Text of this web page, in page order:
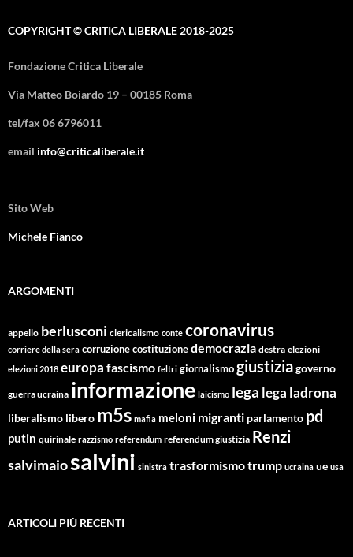
COPYRIGHT © CRITICA LIBERALE 2018-2025
Fondazione Critica Liberale
Via Matteo Boiardo 19 – 00185 Roma
tel/fax 06 6796011
email info@criticaliberale.it
Sito Web
Michele Fianco
ARGOMENTI
appello berlusconi clericalismo conte coronavirus
corriere della sera corruzionecostituzionedemocrazia destra elezioni
elezioni 2018 europa fascismo feltri giornalismogiustiziagoverno
guerra ucraina informazione laicismo lega lega ladrona
liberalismo libero m5s mafia meloni migranti parlamento pd
putin quirinale razzismo referendum referendum giustizia Renzi
salvimaiosalvini sinistra trasformismotrump ucraina ue usa
ARTICOLI PIÙ RECENTI